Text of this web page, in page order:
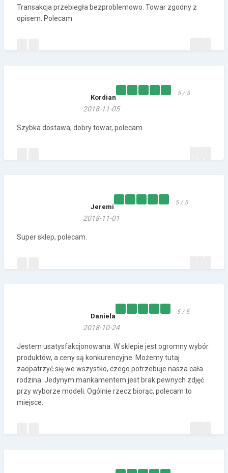
Transakcja przebiegła bezproblemowo. Towar zgodny z
opisem. Polecam
Kordian
5 / 5
2018-11-05
Szybka dostawa, dobry towar, polecam.
Jeremi
5 / 5
2018-11-01
Super sklep, polecam.
Daniela
5 / 5
2018-10-24
Jestem usatysfakcjonowana. W sklepie jest ogromny wybór
produktów, a ceny są konkurencyjne. Możemy tutaj
zaopatrzyć się we wszystko, czego potrzebuje nasza cała
rodzina. Jedynym mankamentem jest brak pewnych zdjęć
przy wyborze modeli. Ogólnie rzecz biorąc, polecam to
miejsce.